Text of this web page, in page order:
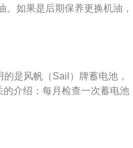
如果是后期保养更换机油，
的粘度会随着温度的变化而
，这个数字越小，就代表低
数字代表机油在100°C时的
可以理解为在高温状态下的
待发动机温度降下来，同时
用油盆接住油滴内的旧机
器的油封上涂上机油，用手
是风帆（Sail）牌蓄电池，
介绍：每月检查一次蓄电池
腐蚀，需在端子表面涂上小
止腐蚀。